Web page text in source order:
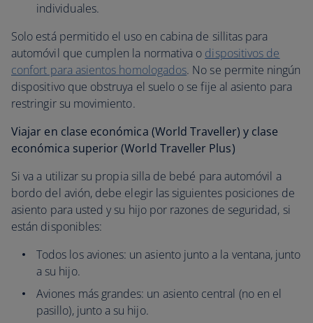
individuales.
Solo está permitido el uso en cabina de sillitas para
automóvil que cumplen la normativa o dispositivos de
confort para asientos homologados. No se permite ningún
dispositivo que obstruya el suelo o se fije al asiento para
restringir su movimiento.
Viajar en clase económica (World Traveller) y clase
económica superior (World Traveller Plus)
Si va a utilizar su propia silla de bebé para automóvil a
bordo del avión, debe elegir las siguientes posiciones de
asiento para usted y su hijo por razones de seguridad, si
están disponibles:
Todos los aviones: un asiento junto a la ventana, junto
a su hijo.
Aviones más grandes: un asiento central (no en el
pasillo), junto a su hijo.